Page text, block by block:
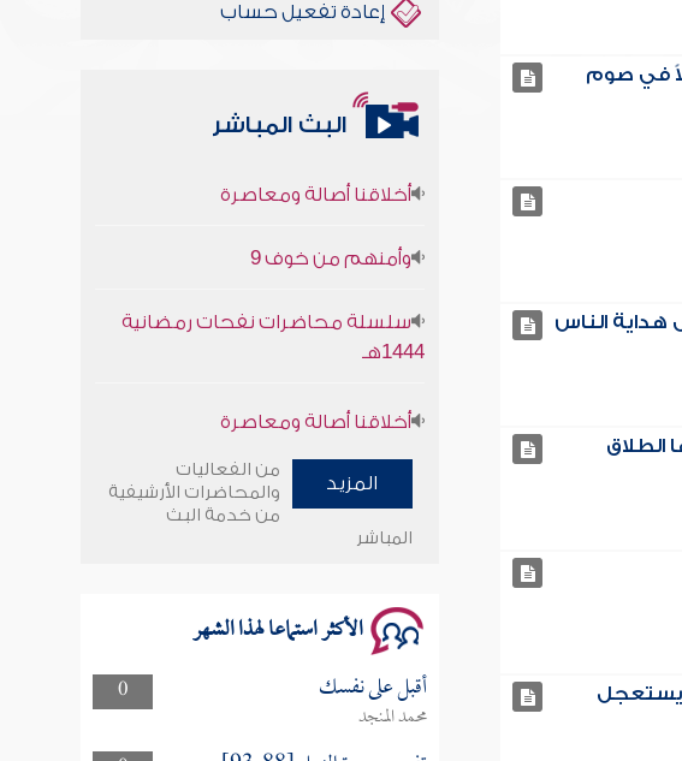
في صوم
هداية الناس
الطلاق
يستعجل
إعادة تفعيل حساب
البث المباشر
1444هـ
سلسلة محاضرات نفحات رمضانية
1444هـ
المزيد
من الفعاليات
والمحاضرات الأرشيفية
من خدمة البث
المباشر
الأكثر استماعا لهذا الشهر
0 أقبل على نفسك
محمد المنجد